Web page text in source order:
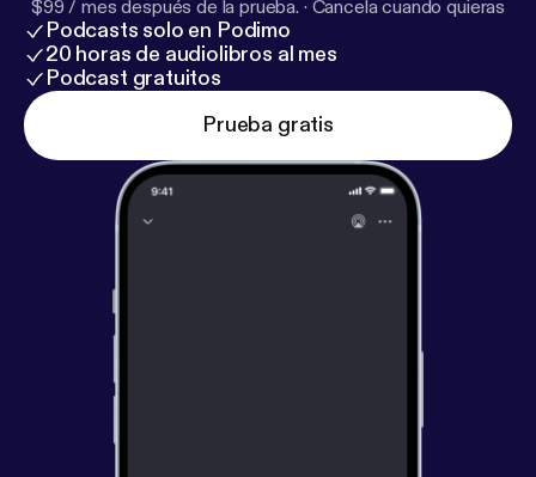
$99 / mes después de la prueba. · Cancela cuando quieras
Podcasts solo en Podimo
20 horas de audiolibros al mes
Podcast gratuitos
Prueba gratis